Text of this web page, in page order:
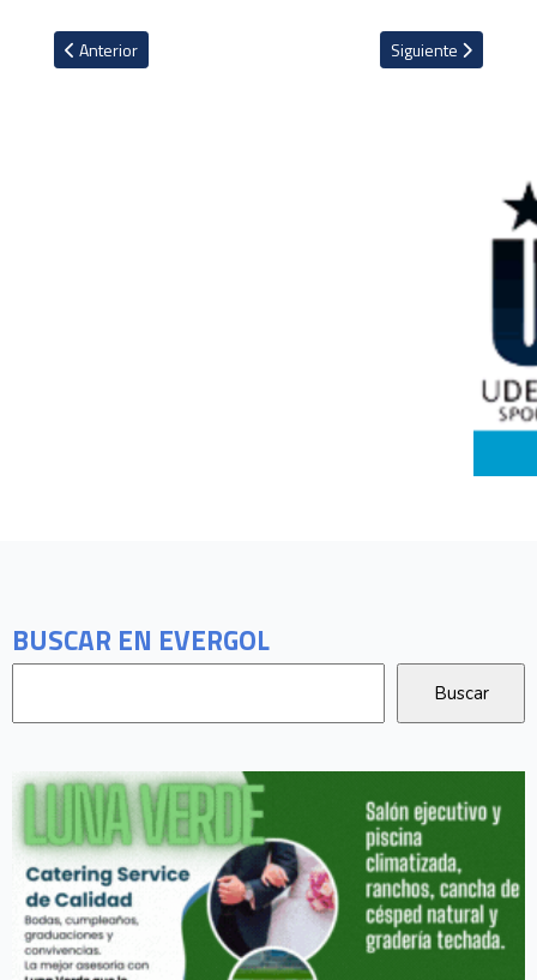
BUSCAR EN EVERGOL
Artículo anterior: En Italia analizan cobrar entrada a
Anterior Artículo siguiente:
Siguiente